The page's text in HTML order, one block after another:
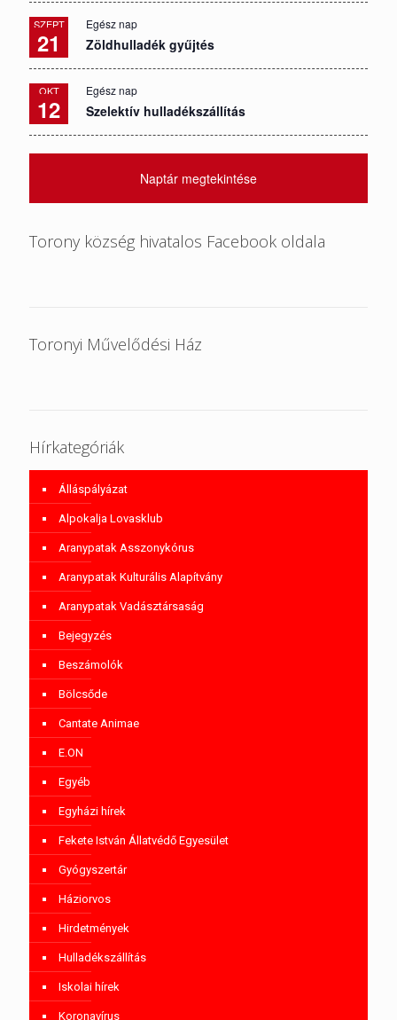
SZEPT
21
Egész nap
Zöldhulladék gyűjtés
OKT
12
Egész nap
Szelektív hulladékszállítás
Naptár megtekintése
Torony község hivatalos Facebook oldala
Toronyi Művelődési Ház
Hírkategóriák
Álláspályázat
Alpokalja Lovasklub
Aranypatak Asszonykórus
Aranypatak Kulturális Alapítvány
Aranypatak Vadásztársaság
Bejegyzés
Beszámolók
Bölcsőde
Cantate Animae
E.ON
Egyéb
Egyházi hírek
Fekete István Állatvédő Egyesület
Gyógyszertár
Háziorvos
Hirdetmények
Hulladékszállítás
Iskolai hírek
Koronavírus